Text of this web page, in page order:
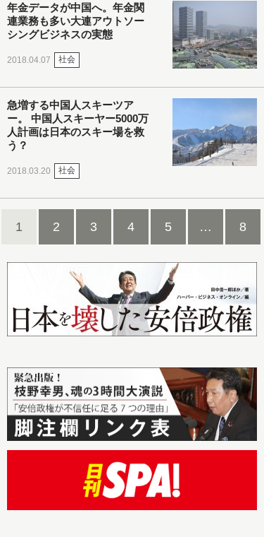
年金データが中国へ。年金関
連業務も多い大連アウトソー
シングビジネスの実態
2018.04.07 社会
急増する中国人スキーツア
ー。 中国人スキーヤー5000万
人計画は日本のスキー場を救
う？
2018.03.20 社会
1 2 3 4 5 … 8